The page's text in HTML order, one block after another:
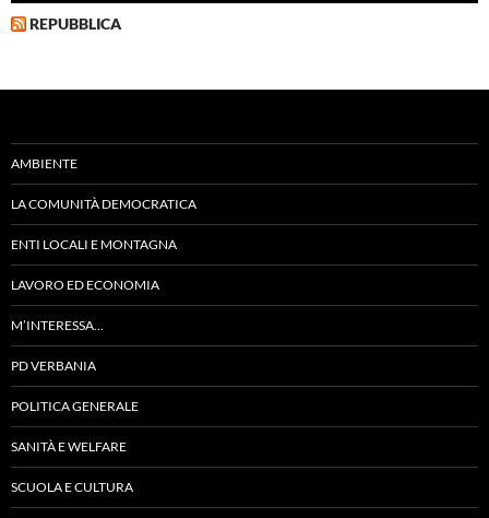
REPUBBLICA
AMBIENTE
LA COMUNITÀ DEMOCRATICA
ENTI LOCALI E MONTAGNA
LAVORO ED ECONOMIA
M’INTERESSA…
PD VERBANIA
POLITICA GENERALE
SANITÀ E WELFARE
SCUOLA E CULTURA